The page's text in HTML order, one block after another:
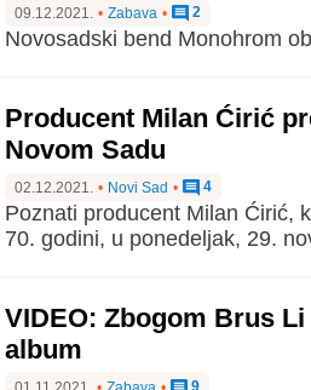
09.12.2021. • Zabava • 2
Novosadski bend Monohrom
Producent Milan Ćirić
Novom Sadu
02.12.2021. • Novi Sad • 4
Poznati producent Milan Ćirić,
70. godini, u ponedeljak, 29.
VIDEO: Zbogom Brus
album
9